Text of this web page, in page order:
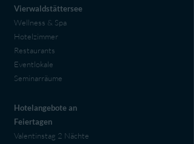
Vierwaldstättersee
Wellness & Spa
Hotelzimmer
Restaurants
Eventlokale
Seminarräume
Hotelangebote an
Feiertagen
Valentinstag 2 Nächte